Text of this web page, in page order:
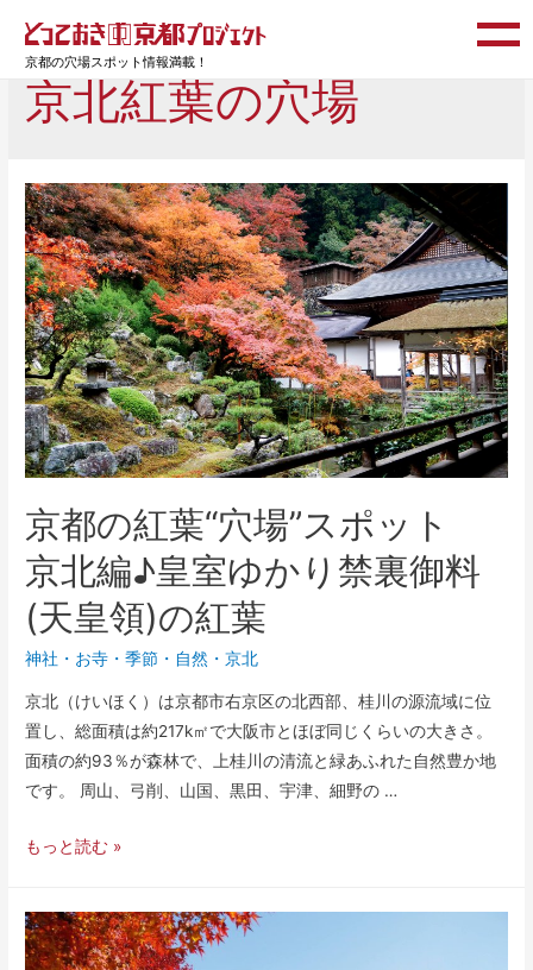
京都の穴場スポット情報満載！
京北紅葉の穴場
京都の紅葉“穴場”スポット
京北編♪皇室ゆかり禁裏御料
(天皇領)の紅葉
神社・お寺 ・季節 ・ 自然 ・京北
京北（けいほく）は京都市右京区の北西部、桂川の源流域に位
置し、総面積は約217k㎡で大阪市とほぼ同じくらいの大きさ。
面積の約93％が森林で、上桂川の清流と緑あふれた自然豊か地
です。 周山、弓削、山国、黒田、宇津、細野の …
もっと読む »